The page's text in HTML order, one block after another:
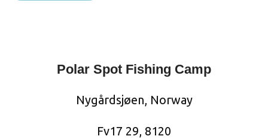
Polar Spot Fishing Camp
Nygårdsjøen, Norway
Fv17 29, 8120